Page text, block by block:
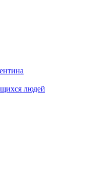
людей